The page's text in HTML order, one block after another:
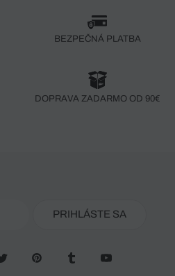
BEZPEČNÁ PLATBA
DOPRAVA ZADARMO OD 90€
PRIHLÁSTE SA